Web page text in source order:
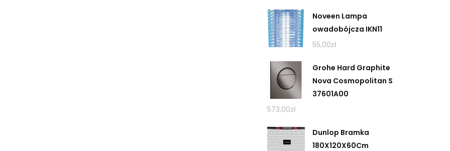
Noveen Lampa
owadobójcza IKN11
55,00zł
Grohe Hard Graphite
Nova Cosmopolitan S
37601A00
573,00zł
Dunlop Bramka
180X120X60Cm